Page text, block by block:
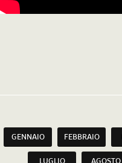
GENNAIO FEBBRAIO